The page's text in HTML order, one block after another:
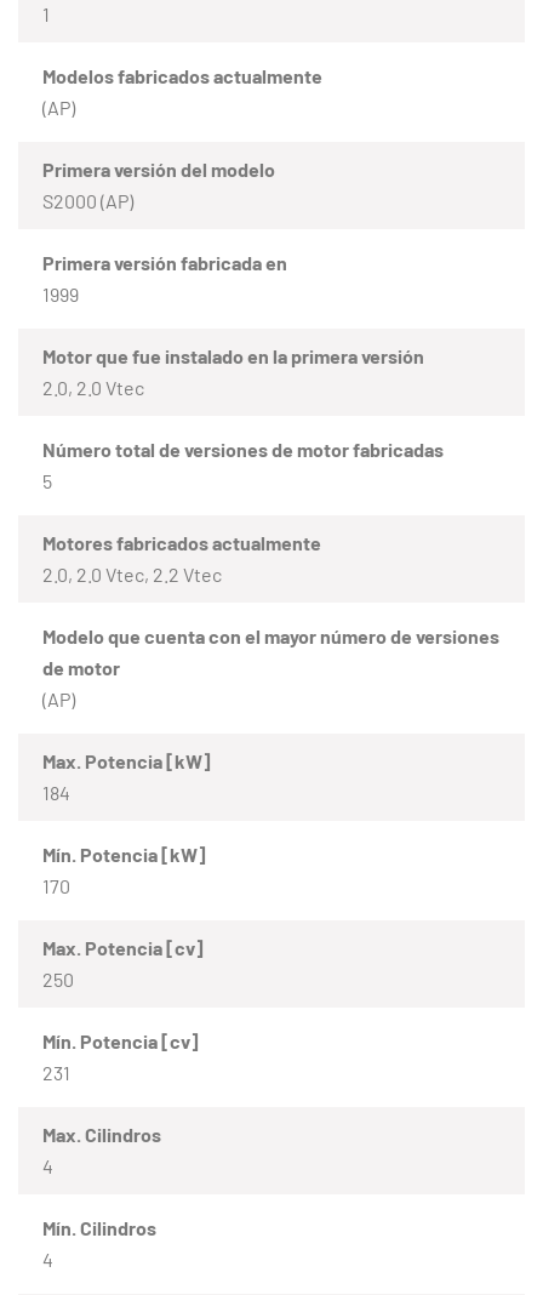
1
Modelos fabricados actualmente
(AP)
Primera versión del modelo
S2000 (AP)
Primera versión fabricada en
1999
Motor que fue instalado en la primera versión
2.0, 2.0 Vtec
Número total de versiones de motor fabricadas
5
Motores fabricados actualmente
2.0, 2.0 Vtec, 2.2 Vtec
Modelo que cuenta con el mayor número de versiones
de motor
(AP)
Max. Potencia [kW]
184
Mín. Potencia [kW]
170
Max. Potencia [cv]
250
Mín. Potencia [cv]
231
Max. Cilindros
4
Mín. Cilindros
4